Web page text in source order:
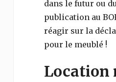
dans le futur ou
publication au
réagir sur la
pour le meublé !
Location